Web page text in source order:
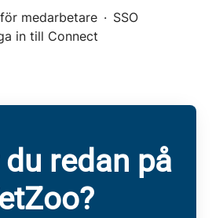
medarbetare · SSO
in till Connect
redan på